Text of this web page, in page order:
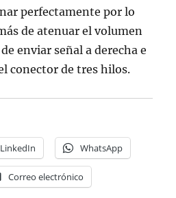
perfectamente por lo
de atenuar el volumen
enviar señal a derecha e
conector de tres hilos.
LinkedIn WhatsApp
Correo electrónico